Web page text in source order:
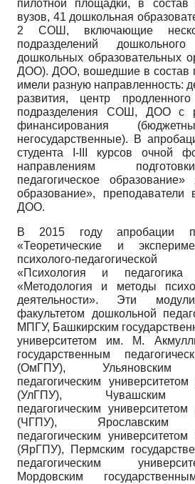
пилотной площадки, в
вузов, 41 дошкольная
2 СОШ, включающие
подразделений
дошкольных образовательных
ДОО). ДОО, вошедшие в состав
имели разную направленность:
развития, центр
подразделения СОШ, ДОО с
финансирования
негосударственные). В
студента
-
курсов очной
направлениям
педагогическое
образование», преподаватели
ДОО.
В 2015 году апробации
«Теоретические и
психолого-
«Психология и педагогика
«Методология и методы
деятельности». Эти
факультетом дошкольной
МПГУ, Башкирским
университетом им. М.
государственным
(ОмГПУ), Ульяновским
педагогическим
(УлГПУ), Чувашским
педагогическим
(ЧГПУ), Ярославским
педагогическим
(ЯрГПУ), Пермским
педагогическим
Мордовским